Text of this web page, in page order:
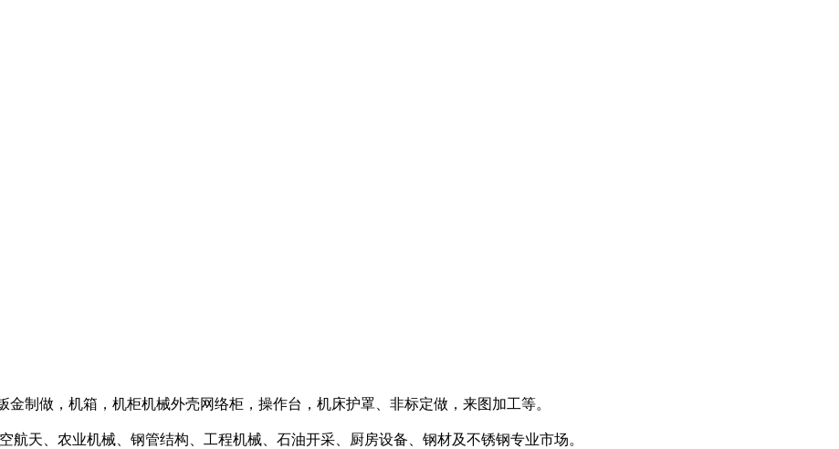
制做，机箱，机柜机械外壳网络柜，操作台， 机床护罩 、非标定做，来图加工等。
天、农业机械、钢管结构、工程机械、石油开采、厨房设备、钢材及不锈钢专业市场。